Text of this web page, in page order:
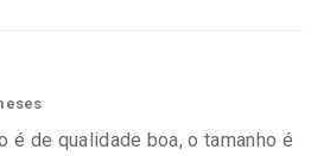
é de qualidade boa, o tamanho é